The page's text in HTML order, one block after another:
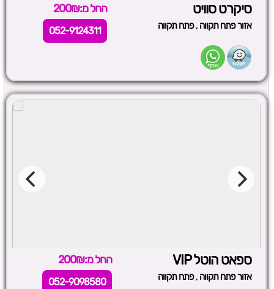
סיקרט סוויט החל מ:200₪
אזור פתח תקווה ,פתח תקווה 052-9124311
ספאט הוטל VIP החל מ:200₪
אזור פתח תקווה ,פתח תקווה 052-9098580